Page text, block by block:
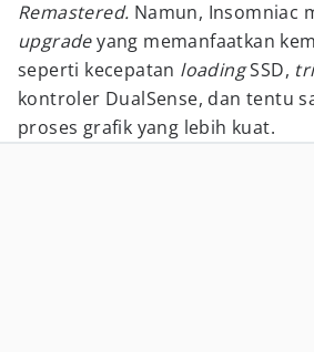
Remastered. Namun, Insomniac
upgradeyang memanfaatkan
seperti kecepatan loadingSSD,
kontroler DualSense, dan tentu
proses grafik yang lebih kuat.